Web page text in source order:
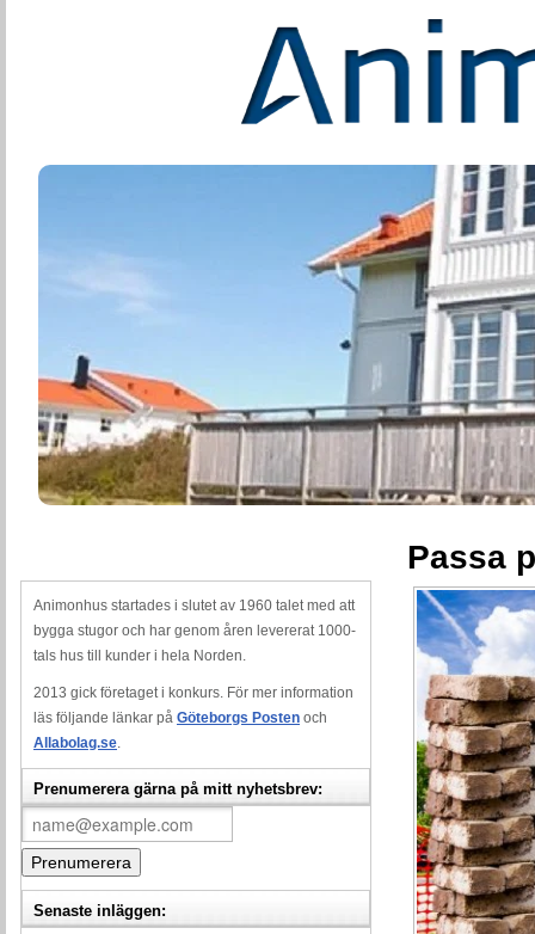
Animonhus startades i slutet av 1960 talet med att
bygga stugor och har genom åren levererat 1000-
tals hus till kunder i hela Norden.
2013 gick företaget i konkurs. För mer information
läs följande länkar på Göteborgs Posten och
Allabolag.se
Prenumerera gärna på mitt nyhetsbrev:
Senaste inläggen:
Passa